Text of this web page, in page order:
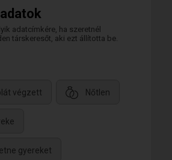
adatcímkére, ha szeretnél
társkeresőt, aki ezt állította be.
végzett Nőtlen
gyereket